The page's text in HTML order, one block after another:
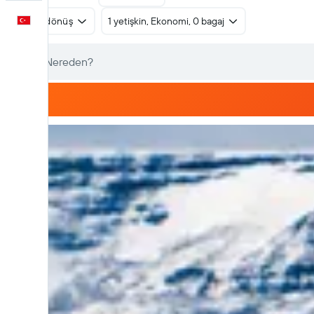
Türkçe
Gidiş dönüş 1 yetişkin, Ekonomi, 0 bagaj